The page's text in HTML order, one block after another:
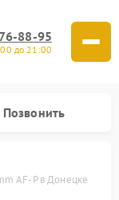
88-95
до 21:00
Позвонить
AF-P в Донецке